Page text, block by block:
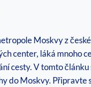
Moskvy z
center, láká
cesty. V tomto
do Moskvy.